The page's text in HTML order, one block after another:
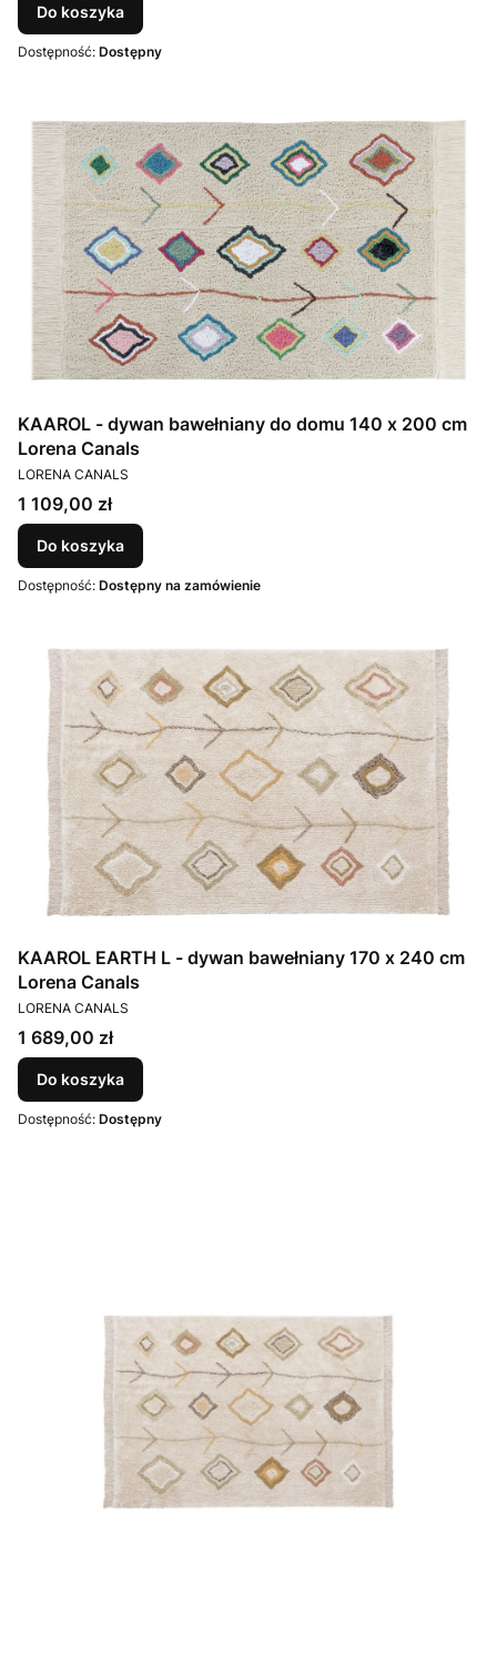
Do koszyka
Dostępność: Dostępny
KAAROL - dywan bawełniany do domu 140 x 200 cm
Lorena Canals
PRODUCENT
LORENA CANALS
Cena
1 109,00 zł
Do koszyka
Dostępność: Dostępny na zamówienie
KAAROL EARTH L - dywan bawełniany 170 x 240 cm
Lorena Canals
PRODUCENT
LORENA CANALS
Cena
1 689,00 zł
Do koszyka
Dostępność: Dostępny